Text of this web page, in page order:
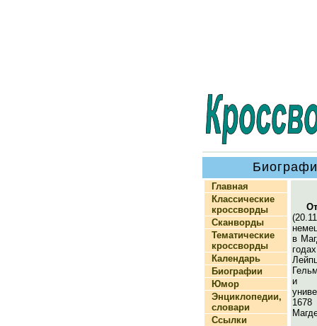
Главная
Классические
кроссворды
Сканворды
Тематические
кроссворды
Календарь
Биографии
Юмор
Энциклопедии,
словари
Ссылки
в
и
1678